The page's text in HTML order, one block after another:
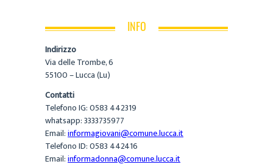
INFO
Indirizzo
Via delle Trombe, 6
55100 – Lucca (Lu)
Contatti
Telefono IG: 0583 442319
whatsapp: 3333735977
Email:informagiovani@comune.lucca.it
Telefono ID: 0583 442416
Email:informadonna@comune.lucca.it